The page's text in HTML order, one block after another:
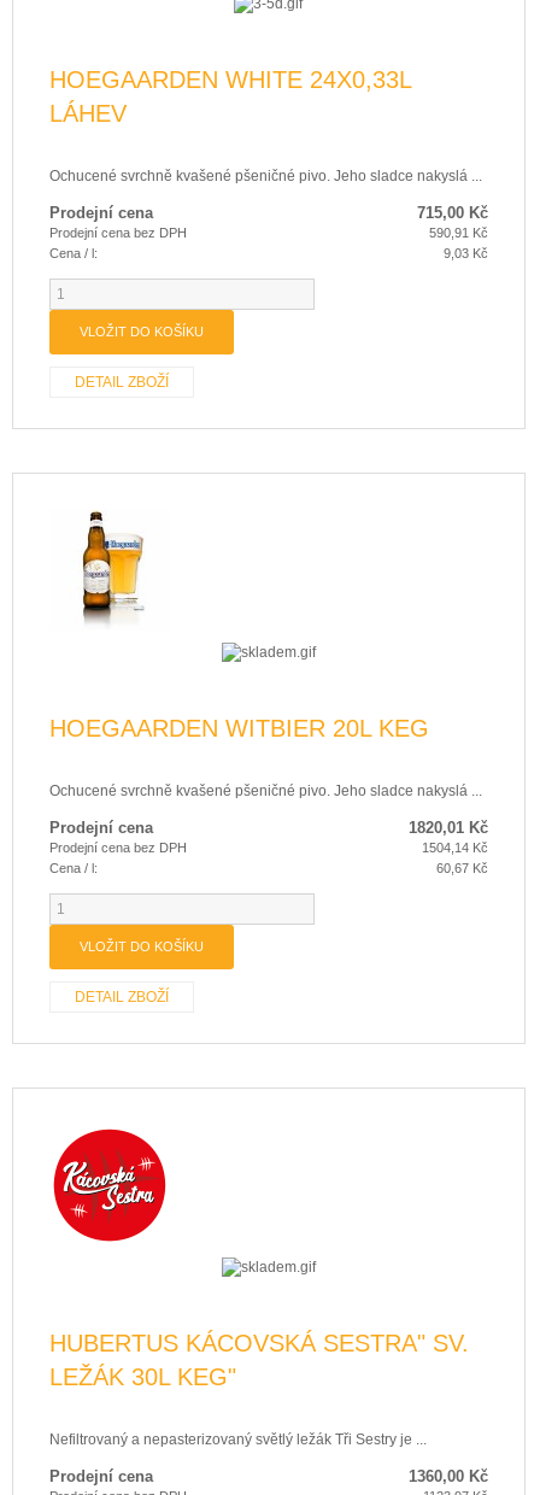
HOEGAARDEN WHITE 24X0,33L
LÁHEV
Ochucené svrchně kvašené pšeničné pivo. Jeho sladce nakyslá ...
Prodejní cena 715,00 Kč
Prodejní cena bez DPH
590,91 Kč
Cena / l:
9,03 Kč
DETAIL ZBOŽÍ
HOEGAARDEN WITBIER 20L KEG
Ochucené svrchně kvašené pšeničné pivo. Jeho sladce nakyslá ...
Prodejní cena 1820,01 Kč
Prodejní cena bez DPH
1504,14 Kč
Cena / l:
60,67 Kč
DETAIL ZBOŽÍ
HUBERTUS KÁCOVSKÁ SESTRA" SV.
LEŽÁK 30L KEG"
Nefiltrovaný a nepasterizovaný světlý ležák Tři Sestry je ...
Prodejní cena 1360,00 Kč